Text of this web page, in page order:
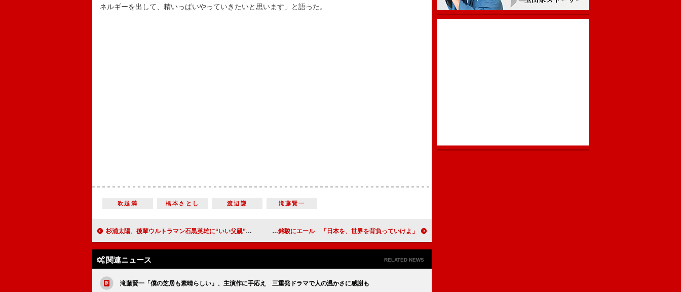
ネルギーを出して、精いっぱいやっていきたいと思います」と語った。
吹越満 橋本さとし 渡辺謙 滝藤賢一
杉浦太陽、後輩ウルトラマン石黒英雄に“いい父親”指南 石黒「子どもがほしくなります」 藤岡弘、、現役ライダー西銘駿にエール 「日本を、世界を背負っていけよ」
関連ニュース RELATED NEWS
滝藤賢一「僕の芝居も素晴らしい」、主演作に手応え 三重発ドラマで人の温かさに感謝も